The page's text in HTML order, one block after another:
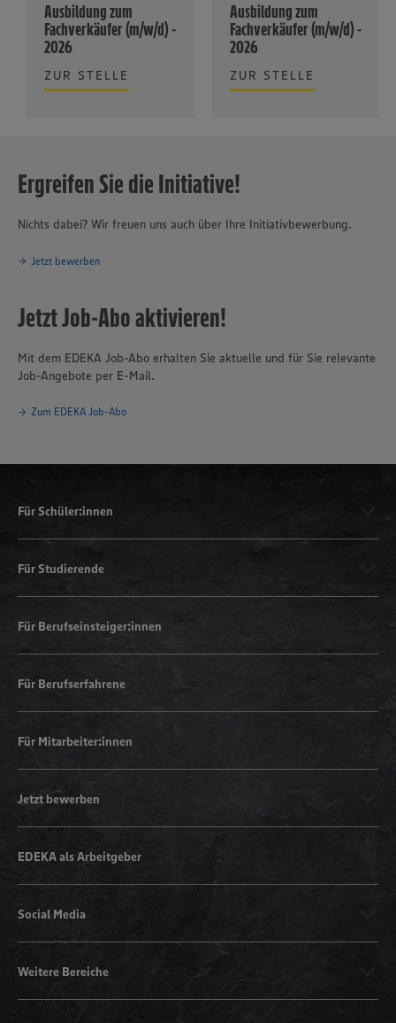
Ausbildung zum
Fachverkäufer (m/w/d) -
2026
ZUR STELLE
Ausbildung zum
Fachverkäufer (m/w/d) -
2026
ZUR STELLE
Ergreifen Sie die Initiative!
Nichts dabei? Wir freuen uns auch über Ihre Initiativbewerbung.
Jetzt bewerben
Jetzt Job-Abo aktivieren!
Mit dem EDEKA Job-Abo erhalten Sie aktuelle und für Sie relevante
Job-Angebote per E-Mail.
Zum EDEKA Job-Abo
Für Schüler:innen
Für Studierende
Für Berufseinsteiger:innen
Für Berufserfahrene
Für Mitarbeiter:innen
Jetzt bewerben
EDEKA als Arbeitgeber
Social Media
Weitere Bereiche